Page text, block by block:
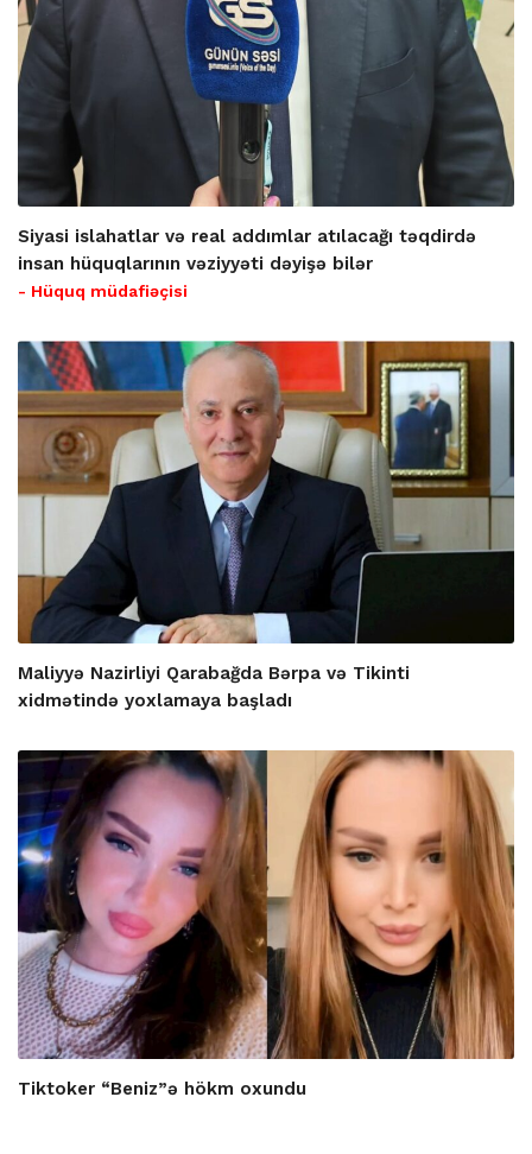
Siyasi islahatlar və real addımlar atılacağı təqdirdə
insan hüquqlarının vəziyyəti dəyişə bilər
- Hüquq müdafiəçisi
Maliyyə Nazirliyi Qarabağda Bərpa və Tikinti
xidmətində yoxlamaya başladı
Tiktoker “Beniz”ə hökm oxundu